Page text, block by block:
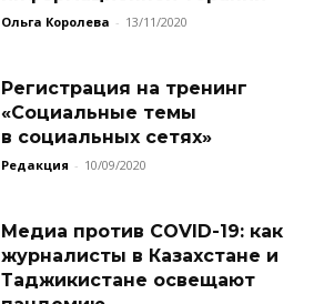
Ольга Королева - 13/11/2020
Регистрация на тренинг
«Социальные темы
в социальных сетях»
Редакция - 10/09/2020
Медиа против COVID-19: как
журналисты в Казахстане и
Таджикистане освещают